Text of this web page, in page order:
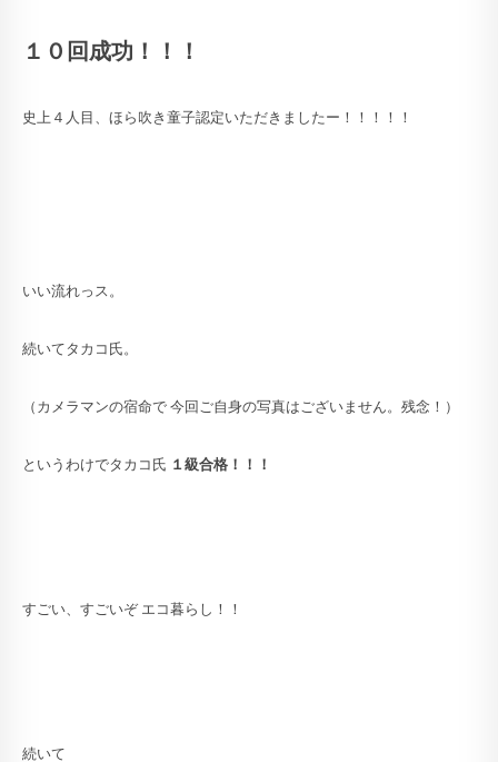
１０回成功！！！
史上４人目、ほら吹き童子認定いただきましたー！！！！！
いい流れっス。
続いてタカコ氏。
（カメラマンの宿命で 今回ご自身の写真はございません。残念！）
というわけでタカコ氏 １級合格！！！
すごい、すごいぞ エコ暮らし！！
続いて